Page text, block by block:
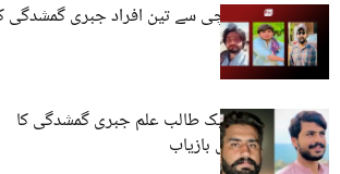
مستونگ اور کراچی سے تین افراد جبری گمشدگی
شکار
حب، مستونگ: ایک طالب علم جبری گمشدگی کا
شکار، ایک شخص بازیاب